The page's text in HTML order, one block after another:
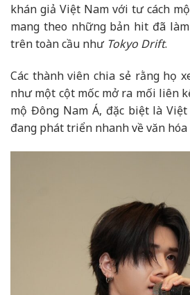
khán giả Việt Nam với tư cách
mang theo những bản hit đã
trên toàn cầu như Tokyo Drift.
Các thành viên chia sẻ rằng họ
như một cột mốc mở ra mối liên
mộ Đông Nam Á, đặc biệt là
đang phát triển nhanh về văn hóa